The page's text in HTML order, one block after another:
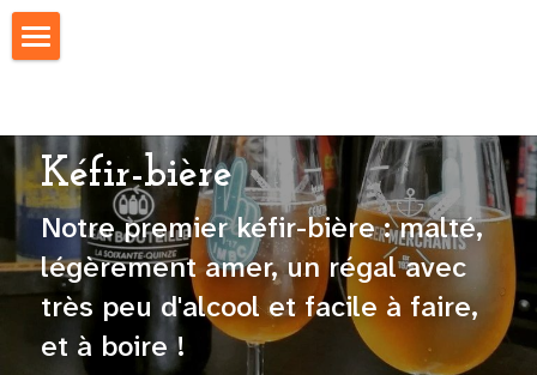
Notre sélection
Nos collabs
Swags
Autour de la bière
Biérologie
Kéfir-bière
Notre premier kéfir-bière : malté,
légèrement amer, un régal avec
très peu d'alcool et facile à faire,
et à boire !